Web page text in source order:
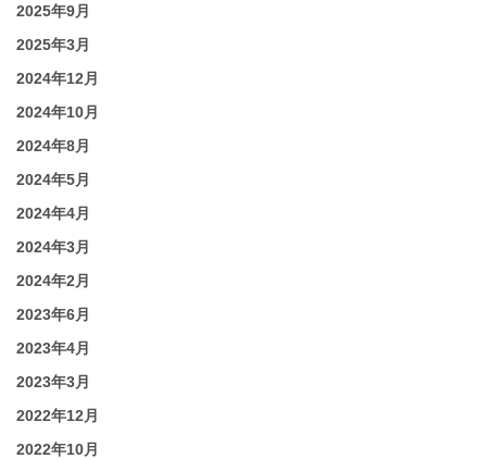
2025年9月
2025年3月
2024年12月
2024年10月
2024年8月
2024年5月
2024年4月
2024年3月
2024年2月
2023年6月
2023年4月
2023年3月
2022年12月
2022年10月